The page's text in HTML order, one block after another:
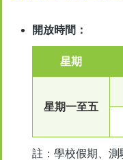
開放時間：
星期
星期一至五
註：學校假期、